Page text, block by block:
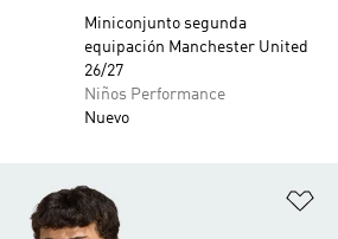
Miniconjunto segunda
equipación Manchester United
26/27
Niños Performance
Nuevo